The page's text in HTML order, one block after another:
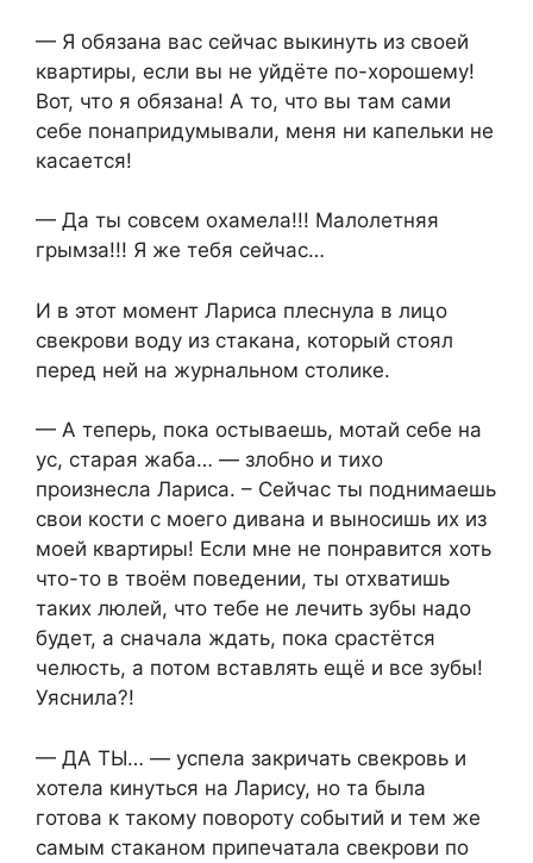
— Я обязана вас сейчас выкинуть из своей
квартиры, если вы не уйдёте по-хорошему!
Вот, что я обязана! А то, что вы там сами
себе понапридумывали, меня ни капельки не
касается!
— Да ты совсем охамела!!! Малолетняя
грымза!!! Я же тебя сейчас…
И в этот момент Лариса плеснула в лицо
свекрови воду из стакана, который стоял
перед ней на журнальном столике.
— А теперь, пока остываешь, мотай себе на
ус, старая жаба… — злобно и тихо
произнесла Лариса. – Сейчас ты поднимаешь
свои кости с моего дивана и выносишь их из
моей квартиры! Если мне не понравится хоть
что-то в твоём поведении, ты отхватишь
таких люлей, что тебе не лечить зубы надо
будет, а сначала ждать, пока срастётся
челюсть, а потом вставлять ещё и все зубы!
Уяснила?!
— ДА ТЫ… — успела закричать свекровь и
хотела кинуться на Ларису, но та была
готова к такому повороту событий и тем же
самым стаканом припечатала свекрови по